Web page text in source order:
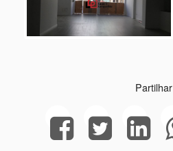
Partilhar